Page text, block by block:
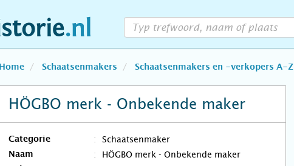
Home Schaatsenmakers Schaatsenmakers en -verkopers A-Z
HÖGBO merk - Onbekende maker
Categorie Schaatsenmaker
Naam HÖGBO merk - Onbekende maker